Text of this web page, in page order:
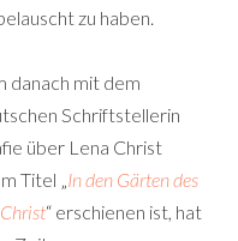
zu haben.
danach mit dem
Schriftstellerin
über Lena Christ
Titel „ In den Gärten des
“ erschienen ist, hat